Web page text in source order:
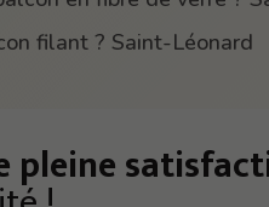
filant ? Saint-Léonard
pleine